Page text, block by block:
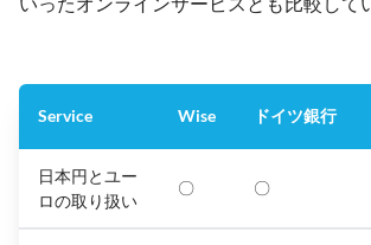
Service Wise ドイツ銀行
日本円とユー
ロの取り扱い
〇 〇